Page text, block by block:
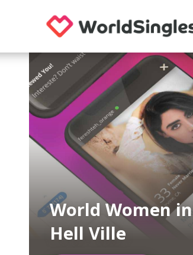
World Women
Hell Ville